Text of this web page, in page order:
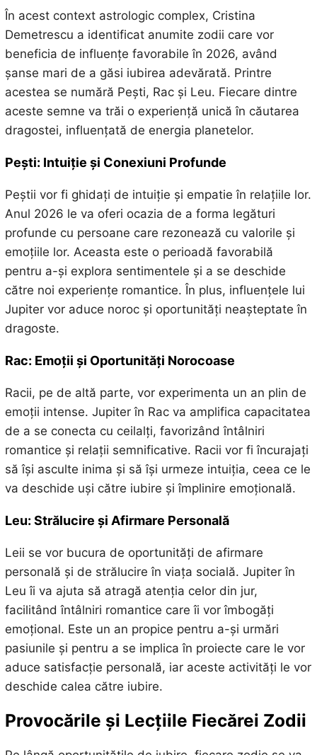
În acest context astrologic complex, Cristina
Demetrescu a identificat anumite zodii care vor
beneficia de influențe favorabile în 2026, având
șanse mari de a găsi iubirea adevărată. Printre
acestea se numără Pești, Rac și Leu. Fiecare dintre
aceste semne va trăi o experiență unică în căutarea
dragostei, influențată de energia planetelor.
Pești: Intuiție și Conexiuni Profunde
Peștii vor fi ghidați de intuiție și empatie în relațiile lor.
Anul 2026 le va oferi ocazia de a forma legături
profunde cu persoane care rezonează cu valorile și
emoțiile lor. Aceasta este o perioadă favorabilă
pentru a-și explora sentimentele și a se deschide
către noi experiențe romantice. În plus, influențele lui
Jupiter vor aduce noroc și oportunități neașteptate în
dragoste.
Rac: Emoții și Oportunități Norocoase
Racii, pe de altă parte, vor experimenta un an plin de
emoții intense. Jupiter în Rac va amplifica capacitatea
de a se conecta cu ceilalți, favorizând întâlniri
romantice și relații semnificative. Racii vor fi încurajați
să își asculte inima și să își urmeze intuiția, ceea ce le
va deschide uși către iubire și împlinire emoțională.
Leu: Strălucire și Afirmare Personală
Leii se vor bucura de oportunități de afirmare
personală și de strălucire în viața socială. Jupiter în
Leu îi va ajuta să atragă atenția celor din jur,
facilitând întâlniri romantice care îi vor îmbogăți
emoțional. Este un an propice pentru a-și urmări
pasiunile și pentru a se implica în proiecte care le vor
aduce satisfacție personală, iar aceste activități le vor
deschide calea către iubire.
Provocările și Lecțiile Fiecărei Zodii